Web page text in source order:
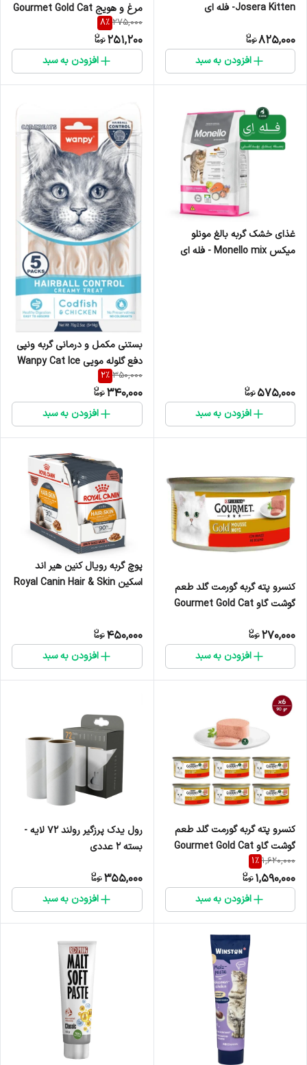
Josera Kitten- فله ای
825,000
افزودن به سبد
مرغ و هویج Gourmet Gold Cat
chunck chicken and carrot
وزن 85 گرم
275,000
8%
251,200
افزودن به سبد
غذای خشک گربه بالغ مونلو
میکس Monello mix - فله ای
575,000
افزودن به سبد
بستنی مکمل و درمانی گربه ونپی
دفع گلوله مویی Wanpy Cat Ice
عددی
350,000
2%
340,000
افزودن به سبد
کنسرو پته گربه گورمت گلد طعم
گوشت گاو Gourmet Gold Cat
گرم
270,000
افزودن به سبد
پوچ گربه رویال کنین هیر اند
اسکین Royal Canin Hair & Skin
450,000
افزودن به سبد
کنسرو پته گربه گورمت گلد طعم
گوشت گاو Gourmet Gold Cat
گرم پک 6 عددی
1,620,000
1%
1,590,000
افزودن به سبد
رول یدک پرزگیر رولند 72 لایه -
بسته 2 عددی
355,000
افزودن به سبد